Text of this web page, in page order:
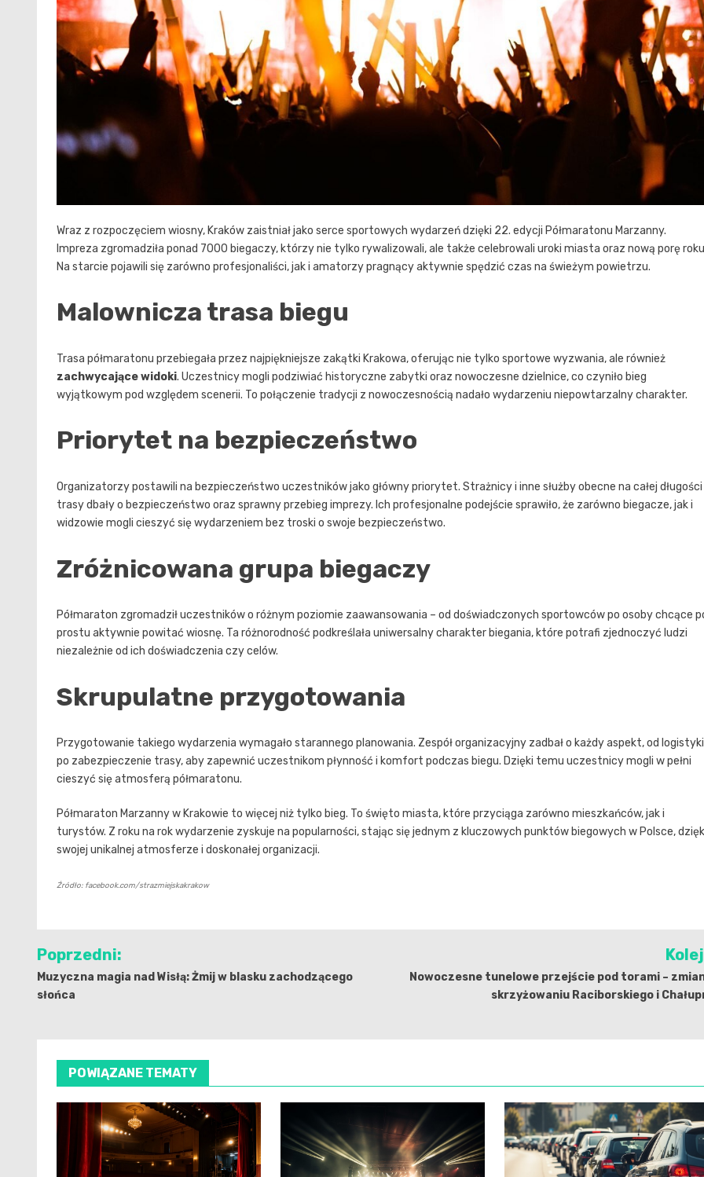
Wraz z rozpoczęciem wiosny, Kraków zaistniał jako serce sportowych wydarzeń dzięki 22. edycji Półmaratonu Marzanny.
Impreza zgromadziła ponad 7000 biegaczy, którzy nie tylko rywalizowali, ale także celebrowali uroki miasta oraz nową porę
Na starcie pojawili się zarówno profesjonaliści, jak i amatorzy pragnący aktywnie spędzić czas na świeżym powietrzu.
Malownicza trasa biegu
Trasa półmaratonu przebiegała przez najpiękniejsze zakątki Krakowa, oferując nie tylko sportowe wyzwania, ale również
zachwycające widoki. Uczestnicy mogli podziwiać historyczne zabytki oraz nowoczesne dzielnice, co czyniło bieg
wyjątkowym pod względem scenerii. To połączenie tradycji z nowoczesnością nadało wydarzeniu niepowtarzalny charakter.
Priorytet na bezpieczeństwo
Organizatorzy postawili na bezpieczeństwo uczestników jako główny priorytet. Strażnicy i inne służby obecne na całej długości
trasy dbały o bezpieczeństwo oraz sprawny przebieg imprezy. Ich profesjonalne podejście sprawiło, że zarówno biegacze, jak i
widzowie mogli cieszyć się wydarzeniem bez troski o swoje bezpieczeństwo.
Zróżnicowana grupa biegaczy
Półmaraton zgromadził uczestników o różnym poziomie zaawansowania – od doświadczonych sportowców po osoby chcące
prostu aktywnie powitać wiosnę. Ta różnorodność podkreślała uniwersalny charakter biegania, które potrafi zjednoczyć ludzi
niezależnie od ich doświadczenia czy celów.
Skrupulatne przygotowania
Przygotowanie takiego wydarzenia wymagało starannego planowania. Zespół organizacyjny zadbał o każdy aspekt, od logistyki
po zabezpieczenie trasy, aby zapewnić uczestnikom płynność i komfort podczas biegu. Dzięki temu uczestnicy mogli w pełni
cieszyć się atmosferą półmaratonu.
Półmaraton Marzanny w Krakowie to więcej niż tylko bieg. To święto miasta, które przyciąga zarówno mieszkańców, jak i
turystów. Z roku na rok wydarzenie zyskuje na popularności, stając się jednym z kluczowych punktów biegowych w Polsce,
swojej unikalnej atmosferze i doskonałej organizacji.
Źródło: facebook.com/strazmiejskakrakow
Nawigacja
wpisu
Poprzedni:
Muzyczna magia nad Wisłą: Żmij w blasku zachodzącego
słońca
Nowoczesne tunelowe przejście pod torami –
skrzyżowaniu Raciborskiego i
POWIĄZANE TEMATY